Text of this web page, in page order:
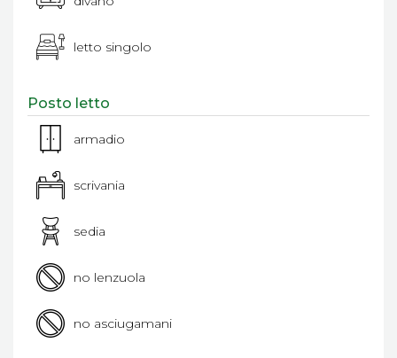
letto singolo
Posto letto
armadio
scrivania
sedia
no lenzuola
no asciugamani